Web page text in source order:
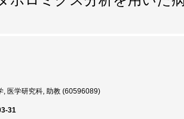
, 医学研究科, 助教 (60596089)
31